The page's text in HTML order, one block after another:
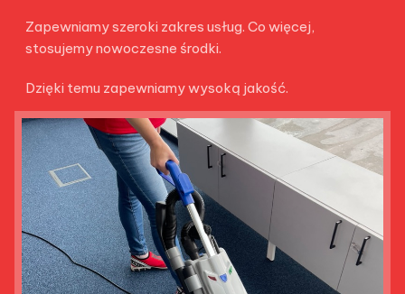
Zapewniamy szeroki zakres usług. Co więcej,
stosujemy nowoczesne środki.
Dzięki temu zapewniamy wysoką jakość.